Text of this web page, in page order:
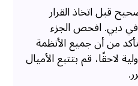
قبل اتخاذ القرار
في دبي. افحص الجزء
من أن جميع الأنظمة
لاحقًا، قم بتتبع الأميال